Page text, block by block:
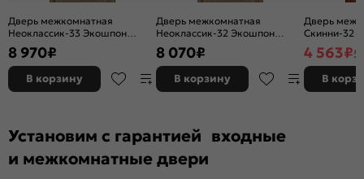
Дверь межкомнатная
Неоклассик-33 Экошпон
Original Oak, остекленная,
white сrystal, кромка нет,
филенчатая
8 970₽
В корзину
Дверь межкомнатная
Неоклассик-32 Экошпон
Original Oak, глухая, кромка
нет, филенчатая
8 070₽
В корзину
Дверь
Скинни-32
глухая,
4 563₽5
В
Установим с гарантией входные
и межкомнатные двери